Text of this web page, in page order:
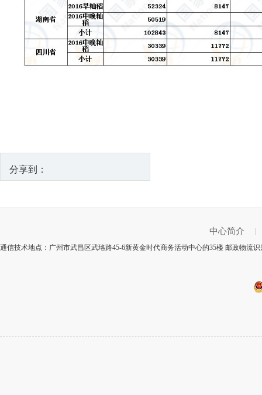
分享到：
中心简介
通信技术地点：广州市武昌区武珞路45-6新黄金时代商务活动中心的35楼 邮政物流